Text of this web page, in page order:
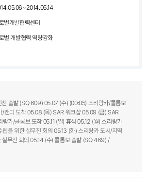
벌개발협력센터
벌 개발협력 역량강화
출발 (SQ 609) 05.07 (수) (00:05) 스리랑카/콜롬보
/캔디 도착 05.08 (목) SAR 워크샵 05.09 (금) SAR
랑카/콜롬보 도착 05.11 (일) 휴식 05.12 (월) 스리랑카
립을 위한 실무진 회의 05.13 (화) 스리랑카 도시/지역
실무진 회의 05.14 (수) 콜롬보 출발 (SQ 469) /